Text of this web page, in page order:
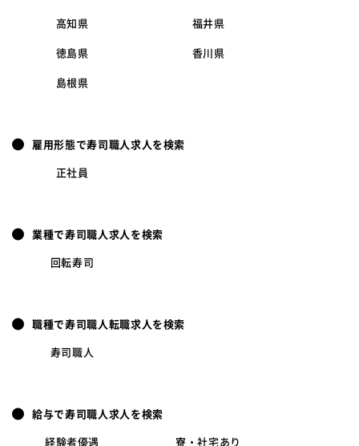
高知県 福井県
徳島県 香川県
島根県
雇用形態で寿司職人求人を検索
正社員
業種で寿司職人求人を検索
回転寿司
職種で寿司職人転職求人を検索
寿司職人
給与で寿司職人求人を検索
経験者優遇 寮・社宅あり